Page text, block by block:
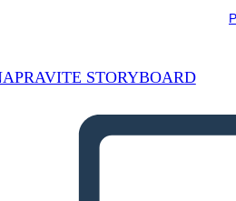
STORYBOARD